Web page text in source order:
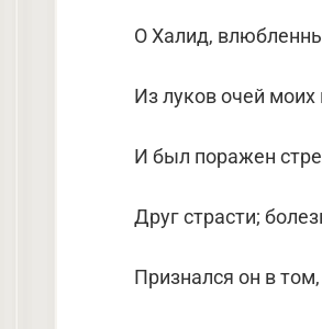
О Халид,
Из луков очей моих
И был поражен
Друг страсти;
Признался он в